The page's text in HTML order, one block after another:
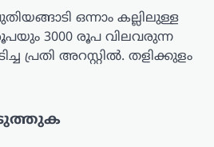
ഒന്നാം കല്ലിലുള്ള
രൂപയും 3000 രൂപ വിലവരുന്ന
പ്രതി അറസ്റ്റിൽ. തളിക്കുളം